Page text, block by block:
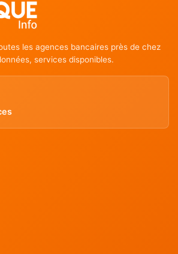
les agences bancaires près de chez
services disponibles.